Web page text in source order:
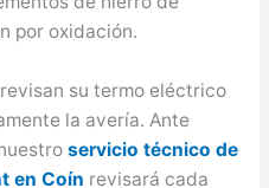
por oxidación.
su termo eléctrico
la avería. Ante
servicio técnico de
en Coín revisará cada